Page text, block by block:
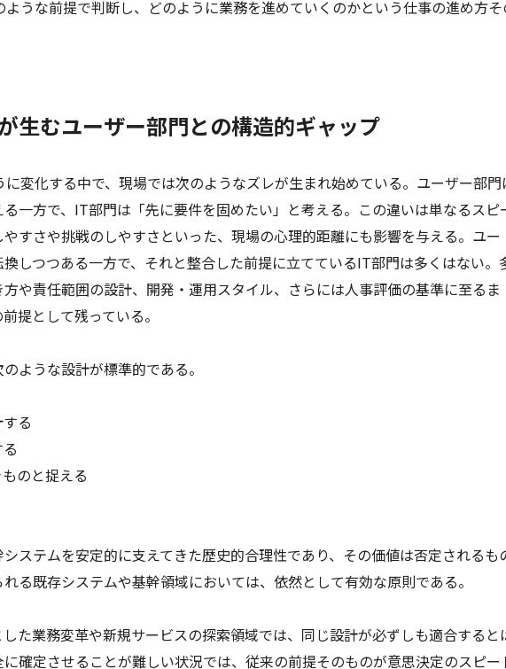
ような前提で判断し、どのように業務を進めていくのかという仕事の進め方そ
生むユーザー部門との構造的ギャップ
に変化する中で、現場では次のようなズレが生まれ始めている。ユーザー部門
る一方で、IT部門は「先に要件を固めたい」と考える。この違いは単なるスピ
すさや挑戦のしやすさといった、現場の心理的距離にも影響を与える。ユー
しつつある一方で、それと整合した前提に立てているIT部門は多くはない。
や責任範囲の設計、開発・運用スタイル、さらには人事評価の基準に至るま
提として残っている。
ような設計が標準的である。
る
のと捉える
ステムを安定的に支えてきた歴史的合理性であり、その価値は否定されるも
る既存システムや基幹領域においては、依然として有効な原則である。
た業務変革や新規サービスの探索領域では、同じ設計が必ずしも適合すると
確定させることが難しい状況では、従来の前提そのものが意思決定のスピー